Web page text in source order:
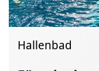
Hallenbad